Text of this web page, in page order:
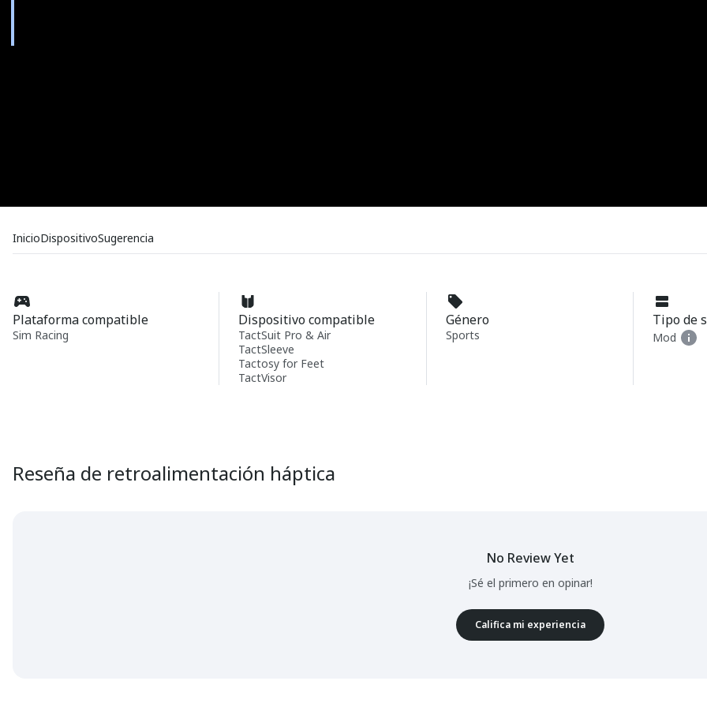
InicioDispositivoSugerencia
Plataforma compatible
Sim Racing
Dispositivo compatible
TactSuit Pro & Air
TactSleeve
Tactosy for Feet
TactVisor
Género
Sports
Tipo de
Mod
Reseña de retroalimentación háptica
No Review Yet
¡Sé el primero en opinar!
Califica mi experiencia